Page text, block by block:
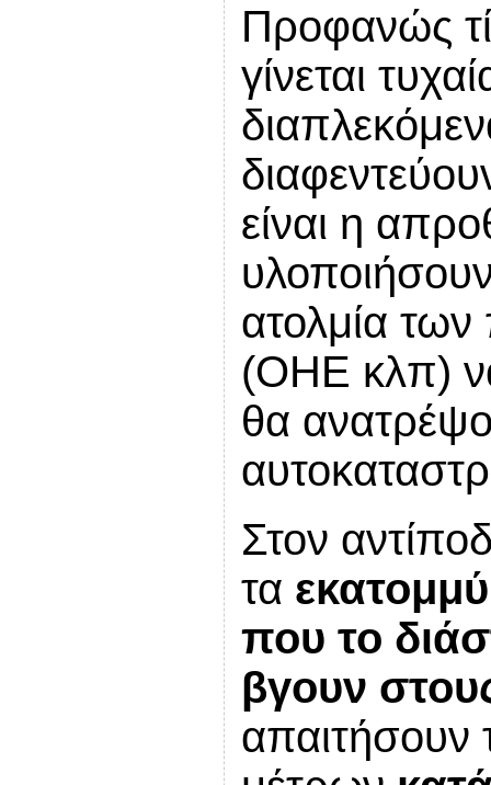
Προφανώς
γίνεται
είναι η
ατολμία
(ΟΗΕ κλπ)
θα
Στον
τα
που το
βγουν